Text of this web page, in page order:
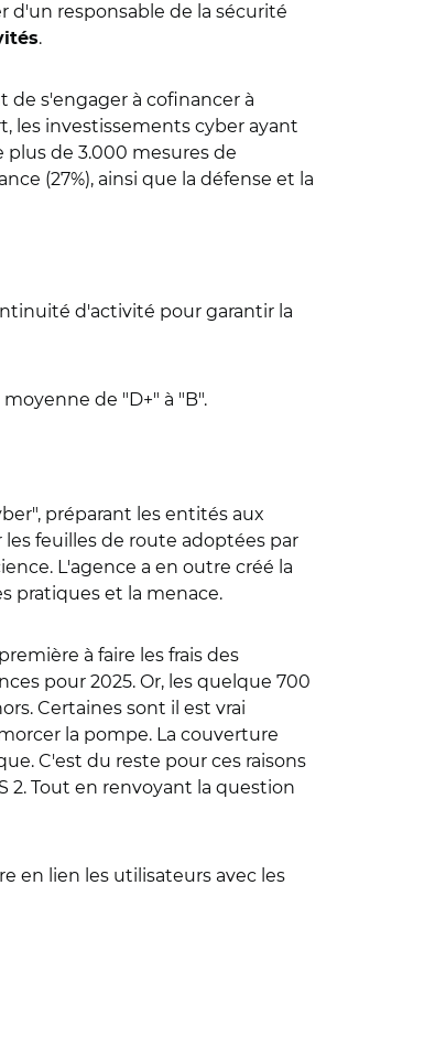
d'un responsable de la sécurité
.
de s'engager à cofinancer à
les investissements cyber ayant
de 3.000 mesures de
(27%), ainsi que la défense et la
d'activité pour garantir la
de "D+" à "B".
préparant les entités aux
feuilles de route adoptées par
L'agence a en outre créé la
pratiques et la menace.
à faire les frais des
pour 2025. Or, les quelque 700
Certaines sont il est vrai
la pompe. La couverture
C'est du reste pour ces raisons
Tout en renvoyant la question
en lien les utilisateurs avec les